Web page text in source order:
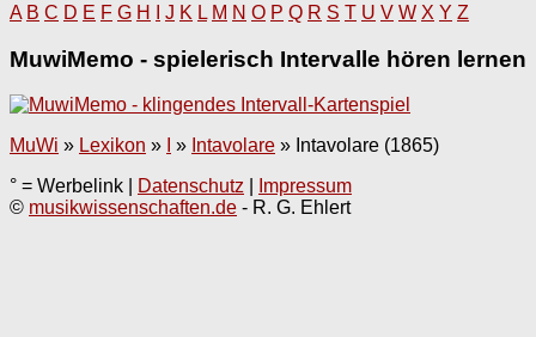
A B C D E F G H J K L M N O P Q R S T U V W X Y Z
MuwiMemo - spielerisch Intervalle hören lernen
MuWi » Lexikon » » Intavolare » Intavolare (1865)
° = Werbelink |
Datenschutz
Impressum
© musikwissenschaften.de - R. G. Ehlert